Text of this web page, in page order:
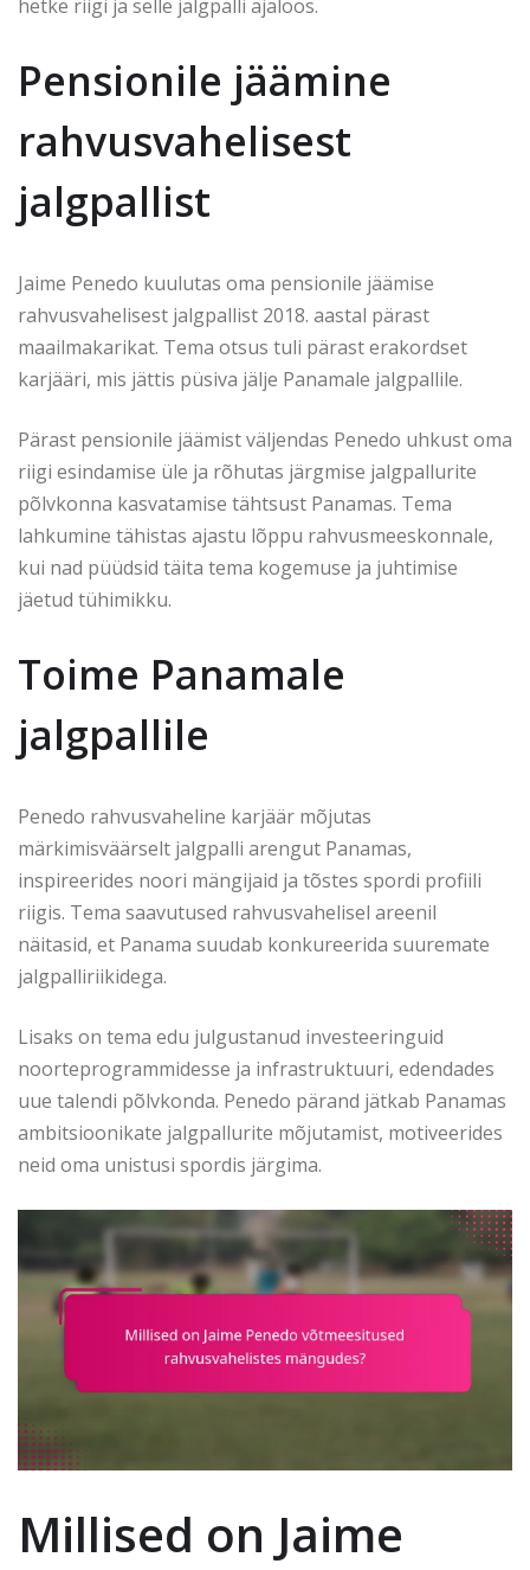
hetke riigi ja selle jalgpalli ajaloos.
Pensionile jäämine
rahvusvahelisest
jalgpallist
Jaime Penedo kuulutas oma pensionile jäämise
rahvusvahelisest jalgpallist 2018. aastal pärast
maailmakarikat. Tema otsus tuli pärast erakordset
karjääri, mis jättis püsiva jälje Panamale jalgpallile.
Pärast pensionile jäämist väljendas Penedo uhkust oma
riigi esindamise üle ja rõhutas järgmise jalgpallurite
põlvkonna kasvatamise tähtsust Panamas. Tema
lahkumine tähistas ajastu lõppu rahvusmeeskonnale,
kui nad püüdsid täita tema kogemuse ja juhtimise
jäetud tühimikku.
Toime Panamale
jalgpallile
Penedo rahvusvaheline karjäär mõjutas
märkimisväärselt jalgpalli arengut Panamas,
inspireerides noori mängijaid ja tõstes spordi profiili
riigis. Tema saavutused rahvusvahelisel areenil
näitasid, et Panama suudab konkureerida suuremate
jalgpalliriikidega.
Lisaks on tema edu julgustanud investeeringuid
noorteprogrammidesse ja infrastruktuuri, edendades
uue talendi põlvkonda. Penedo pärand jätkab Panamas
ambitsioonikate jalgpallurite mõjutamist, motiveerides
neid oma unistusi spordis järgima.
Millised on Jaime